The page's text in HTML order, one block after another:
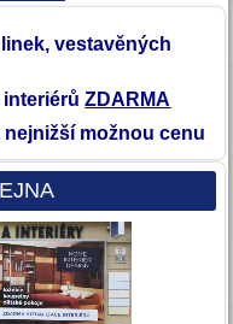
linek,vestavěných
interiérůZDARMA
nejnižší možnou cenu